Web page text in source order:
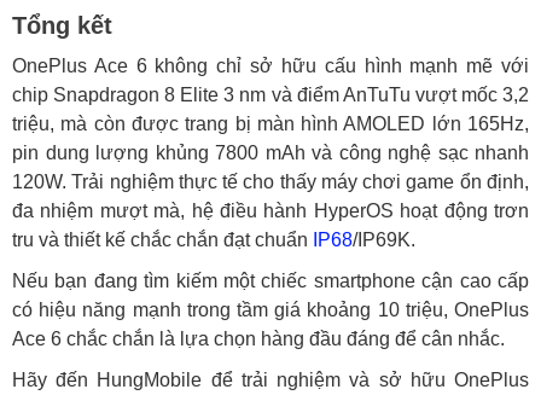
Tổng kết
OnePlus Ace 6 không chỉ sở hữu cấu hình mạnh mẽ với
chip Snapdragon 8 Elite 3 nm và điểm AnTuTu vượt mốc 3,2
triệu, mà còn được trang bị màn hình AMOLED lớn 165Hz,
pin dung lượng khủng 7800 mAh và công nghệ sạc nhanh
120W. Trải nghiệm thực tế cho thấy máy chơi game ổn định,
đa nhiệm mượt mà, hệ điều hành HyperOS hoạt động trơn
tru và thiết kế chắc chắn đạt chuẩn
IP68/IP69K.
Nếu bạn đang tìm kiếm một chiếc smartphone cận cao cấp
có hiệu năng mạnh trong tầm giá khoảng 10 triệu, OnePlus
Ace 6 chắc chắn là lựa chọn hàng đầu đáng để cân nhắc.
Hãy đến HungMobile để trải nghiệm và sở hữu OnePlus